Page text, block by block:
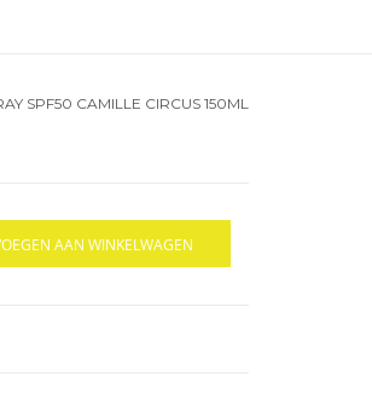
SPF50 CAMILLE CIRCUS 150ML
AAN WINKELWAGEN